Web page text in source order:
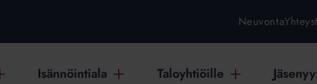
Neuvonta
Isännöintiala Taloyhtiöille